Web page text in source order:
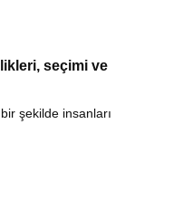
seçimi ve
şekilde insanları